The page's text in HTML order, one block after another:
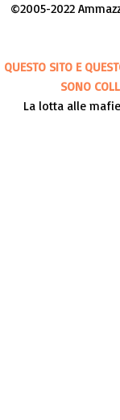
©2005-2022
QUESTO SITO E
SONO
La lotta alle